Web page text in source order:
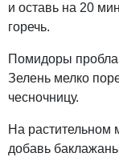
и оставь на 20
горечь.
Помидоры
Зелень мелко
чесночницу.
На растительном
добавь